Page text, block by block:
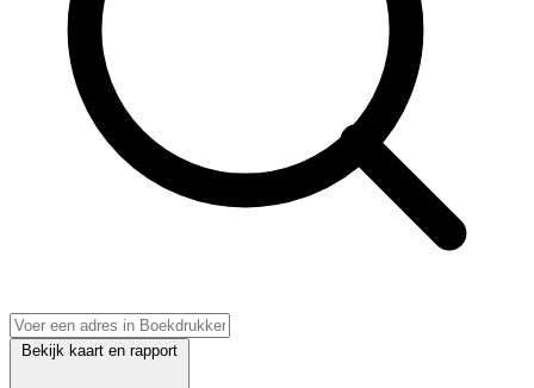
Bekijk kaart en rapport